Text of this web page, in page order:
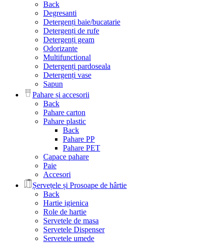
Back
Degresanti
Detergenți baie/bucatarie
Detergenți de rufe
Detergenți geam
Odorizante
Multifunctional
Detergenți pardoseala
Detergenți vase
Sapun
Pahare și accesorii
Back
Pahare carton
Pahare plastic
Back
Pahare PP
Pahare PET
Capace pahare
Paie
Accesori
Șervețele și Prosoape de hârtie
Back
Hartie igienica
Role de hartie
Servetele de masa
Servetele Dispenser
Servetele umede